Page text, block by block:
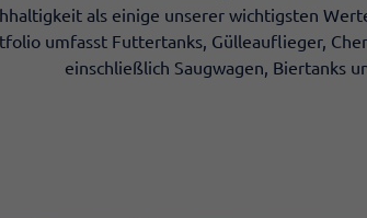
als einige unserer wichtigsten
umfasst Futtertanks, Gülleauflieger,
einschließlich Saugwagen, Biertanks